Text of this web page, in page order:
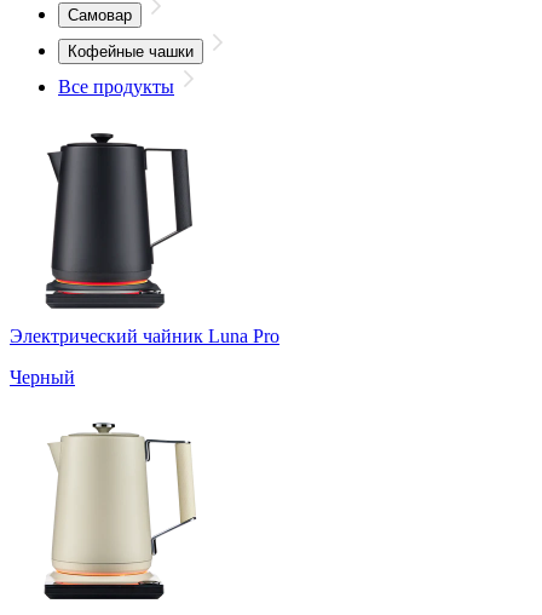
Самовар
Кофейные чашки
Все продукты
Электрический чайник Luna Pro
Черный